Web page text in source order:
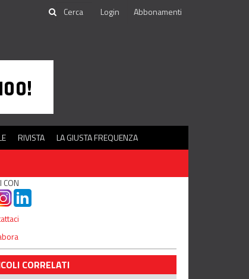
Login Abbonamenti
RIVISTA LA GIUSTA FREQUENZA
CON
CORRELATI